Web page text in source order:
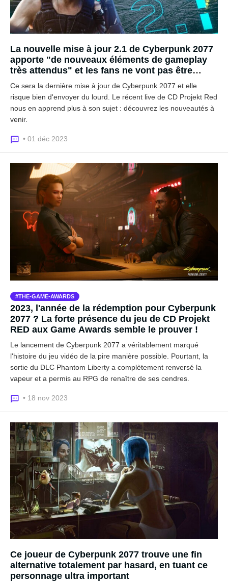
La nouvelle mise à jour 2.1 de Cyberpunk 2077
apporte "de nouveaux éléments de gameplay
très attendus" et les fans ne vont pas être
déçus !
Ce sera la dernière mise à jour de Cyberpunk 2077 et elle
risque bien d'envoyer du lourd. Le récent live de CD Projekt Red
nous en apprend plus à son sujet : découvrez les nouveautés à
venir.
• 01 déc 2023
THE-GAME-AWARDS
2023, l'année de la rédemption pour Cyberpunk
2077 ? La forte présence du jeu de CD Projekt
RED aux Game Awards semble le prouver !
Le lancement de Cyberpunk 2077 a véritablement marqué
l'histoire du jeu vidéo de la pire manière possible. Pourtant, la
sortie du DLC Phantom Liberty a complètement renversé la
vapeur et a permis au RPG de renaître de ses cendres.
• 18 nov 2023
Ce joueur de Cyberpunk 2077 trouve une fin
alternative totalement par hasard, en tuant ce
personnage ultra important